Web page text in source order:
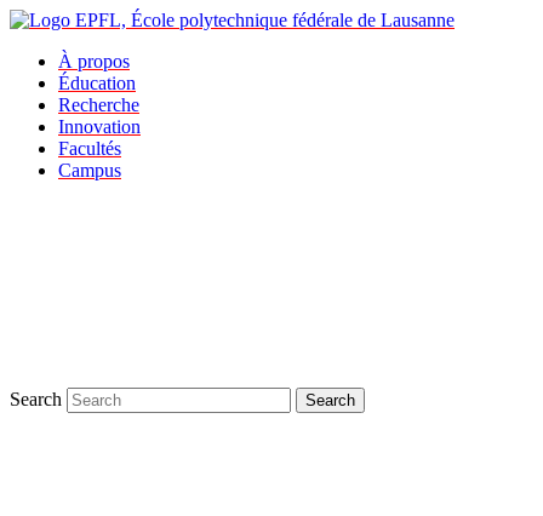
À propos
Éducation
Recherche
Innovation
Facultés
Campus
Search Search